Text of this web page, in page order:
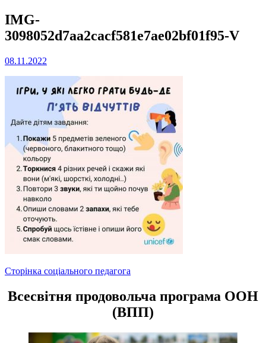
IMG-
3098052d7aa2cacf581e7ae02bf01f95-V
08.11.2022
Навігація
записів
Сторінка соціального педагога
Всесвітня продовольча програма ООН
(ВПП)